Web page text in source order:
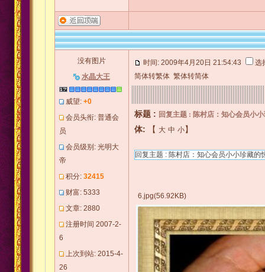
没有图片
水晶大王
威望: +0
会员头衔: 普通会
员
会员级别: 光明大
帝
积分: 32415
财富: 5333
文章: 2880
注册时间 2007-2-
6
上次到站: 2015-4-
26
时间: 2009年4月20日 21:54:43
选
简体转繁体 繁体转简体
标题 : 回复主题 : 陈村店：知心会员小
体: 【 大 中 小】
回复主题 : 陈村店：知心会员小小珍藏的
6.jpg(56.92KB)